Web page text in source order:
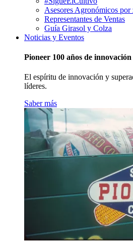
Asesores Agronómicos por
Representantes de Ventas
Guía Girasol y Colza
Noticias y Eventos
Pioneer 100 años de innovación
El espíritu de innovación y
líderes.
Saber más